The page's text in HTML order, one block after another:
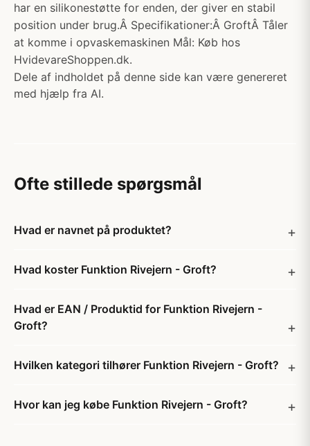
har en silikonestøtte for enden, der giver en stabil
position under brug.Â Specifikationer:Â GroftÂ Tåler
at komme i opvaskemaskinen Mål: Køb hos
HvidevareShoppen.dk.
Dele af indholdet på denne side kan være genereret
med hjælp fra AI.
Ofte stillede spørgsmål
Hvad er navnet på produktet?
Hvad koster Funktion Rivejern - Groft?
Hvad er EAN / Produktid for Funktion Rivejern -
Groft?
Hvilken kategori tilhører Funktion Rivejern - Groft?
Hvor kan jeg købe Funktion Rivejern - Groft?